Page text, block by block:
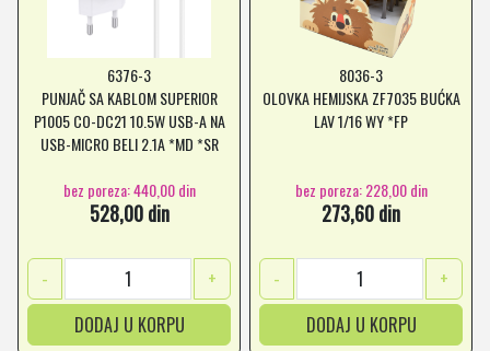
6376-3
PUNJAČ SA KABLOM SUPERIOR
P1005 CO-DC21 10.5W USB-A NA
USB-MICRO BELI 2.1A *MD *SR
bez poreza: 440,00 din
528,00 din
-
+
DODAJ U KORPU
8036-3
OLOVKA HEMIJSKA ZF7035 BUĆKA
LAV 1/16 WY *FP
bez poreza: 228,00 din
273,60 din
-
+
DODAJ U KORPU